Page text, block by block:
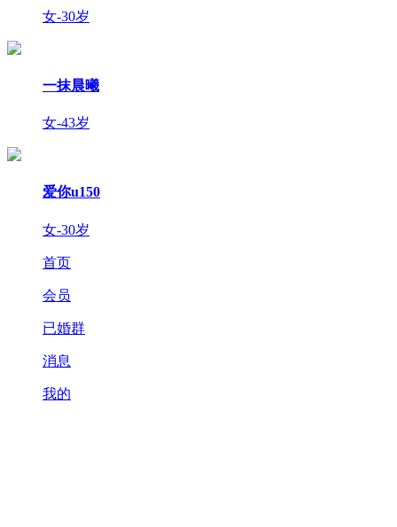
女-30岁
一抹晨曦
女-43岁
爱你u150
女-30岁
首页
会员
已婚群
消息
我的